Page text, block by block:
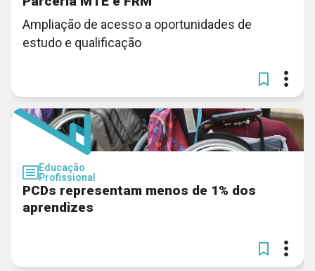
Ampliação de acesso a oportunidades de
estudo e qualificação
Educação
Profissional
PCDs representam menos de 1% dos
aprendizes